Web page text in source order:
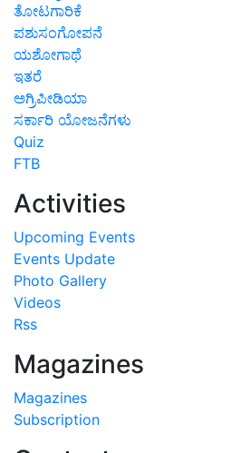
ತೋಟಗಾರಿಕೆ
ಪಶುಸಂಗೋಪನೆ
ಯಶೋಗಾಥೆ
ಇತರೆ
ಅಗ್ರಿಪೀಡಿಯಾ
ಸರ್ಕಾರಿ ಯೋಜನೆಗಳು
Quiz
FTB
Activities
Upcoming Events
Events Update
Photo Gallery
Videos
Rss
Magazines
Magazines
Subscription